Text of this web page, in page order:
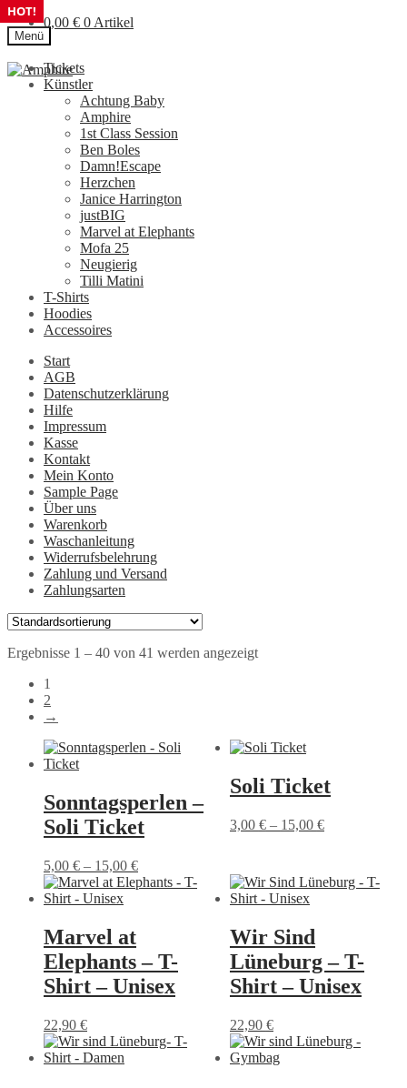
0,00 € 0 Artikel
Zur
Navigation
Zum
Inhalt
Menü
Tickets
Künstler
Achtung Baby
Amphire
1st Class Session
Ben Boles
Damn!Escape
Herzchen
Janice Harrington
justBIG
Marvel at Elephants
Mofa 25
Neugierig
Tilli Matini
T-Shirts
Hoodies
Accessoires
Start
AGB
Datenschutzerklärung
Hilfe
Impressum
Kasse
Kontakt
Mein Konto
Sample Page
Über uns
Warenkorb
Waschanleitung
Widerrufsbelehrung
Zahlung und Versand
Zahlungsarten
Ergebnisse 1 – 40 von 41 werden angezeigt
1
2
→
HOT!
Sonntagsperlen –
Soli Ticket
5,00 € – 15,00 €
Dieses
Produkt
mehrere
Varianten
auf.
Die
Optionen
auf
der
Produktseite
HOT!
Soli Ticket
3,00 €– 15,00 €
weist
mehrere
Varianten
Die
Optionen
können
auf
Produktseite
gewählt
werden
Marvel at
Elephants – T-
Shirt – Unisex
22,90 €
Dieses
Produkt
HOT!
Wir Sind
Lüneburg – T-
Shirt – Unisex
22,90 €
Dieses
Produkt